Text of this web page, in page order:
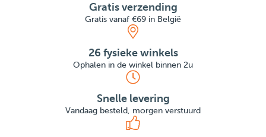
Gratis verzending
Gratis vanaf €69 in België
26 fysieke winkels
Ophalen in de winkel binnen 2u
Snelle levering
Vandaag besteld, morgen verstuurd